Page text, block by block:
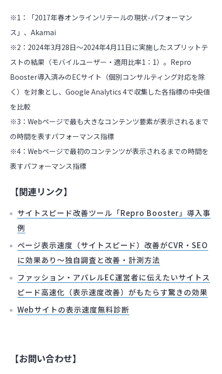
※1：
「2017年春オンラインリテールの現状-パフォーマン
ス」、Akamai
※2： 2024年3月28日～2024年4月11日に実施したスプリットテ
ストの結果（モバイルユーザー・適用比率1：1）。Repro
Booster導入済みのECサイト（個別コンサルティング対応を除
く）を対象とし、Google Analytics 4で収集した各指標の中央値
を比較
※3： Webページで最も大きなコンテンツ要素が表示されるまで
の時間を表すパフォーマンス指標
※4： Webページで最初のコンテンツが表示されるまでの時間を
表すパフォーマンス指標
【関連リンク】
サイトスピード改善ツール「Repro Booster」導入事
例
ページ表示速度（サイトスピード）改善がCVR・SEO
に効果あり～独自調査と改善・計測方法
ファッション・アパレルEC運営者に伝えたいサイトス
ピード高速化（表示速度改善）がもたらす驚きの効果
Webサイトの表示速度無料診断
【お問い合わせ】